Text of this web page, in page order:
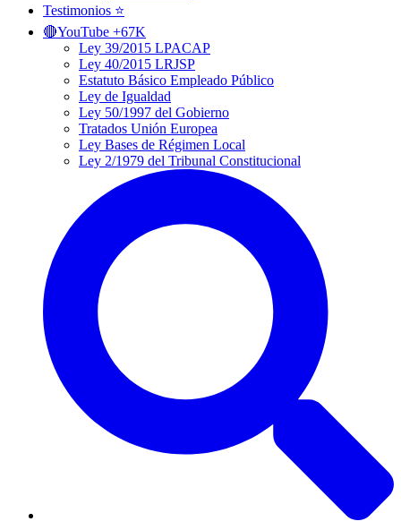
Testimonios ⭐️
🔴YouTube +67K
Ley 39/2015 LPACAP
Ley 40/2015 LRJSP
Estatuto Básico Empleado Público
Ley de Igualdad
Ley 50/1997 del Gobierno
Tratados Unión Europea
Ley Bases de Régimen Local
Ley 2/1979 del Tribunal Constitucional